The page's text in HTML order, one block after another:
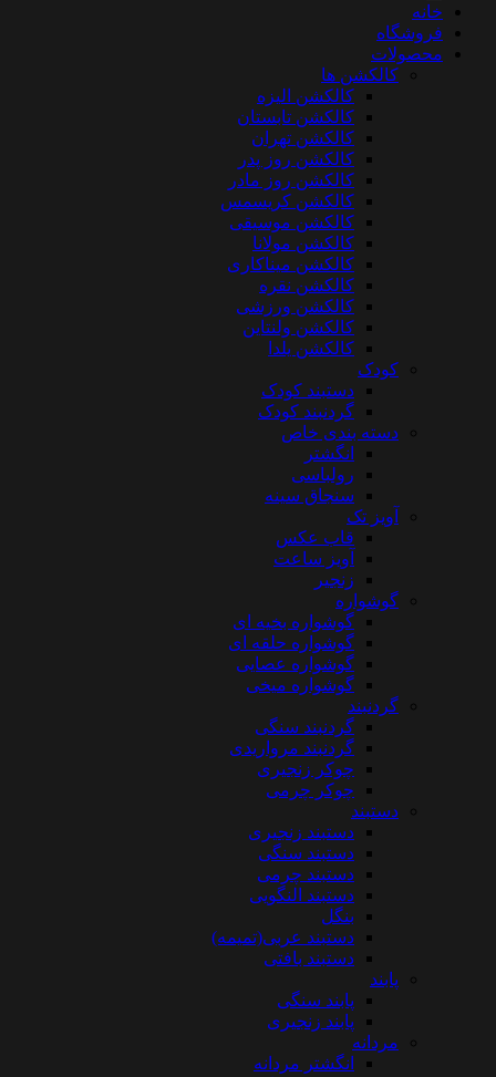
خانه
فروشگاه
محصولات
کالکشن ها
کالکشن الیزه
کالکشن تابستان
کالکشن تهران
کالکشن روز پدر
کالکشن روز مادر
کالکشن کریسمس
کالکشن موسیقی
کالکشن مولانا
کالکشن میناکاری
کالکشن نقره
کالکشن ورزشی
کالکشن ولنتاین
کالکشن یلدا
کودک
دستبند کودک
گردنبند کودک
دسته بندی خاص
انگشتر
رولباسی
سنجاق سینه
آویز تک
قاب عکس
آویز ساعت
زنجیر
گوشواره
گوشواره بخیه ای
گوشواره حلقه ای
گوشواره عصایی
گوشواره میخی
گردنبند
گردنبند سنگی
گردنبند مرواریدی
چوکر زنجیری
چوکر چرمی
دستبند
دستبند زنجیری
دستبند سنگی
دستبند چرمی
دستبند النگویی
بنگل
دستبند عربی(تمیمه)
دستبند بافتی
پابند
پابند سنگی
پابند زنجیری
مردانه
انگشتر مردانه